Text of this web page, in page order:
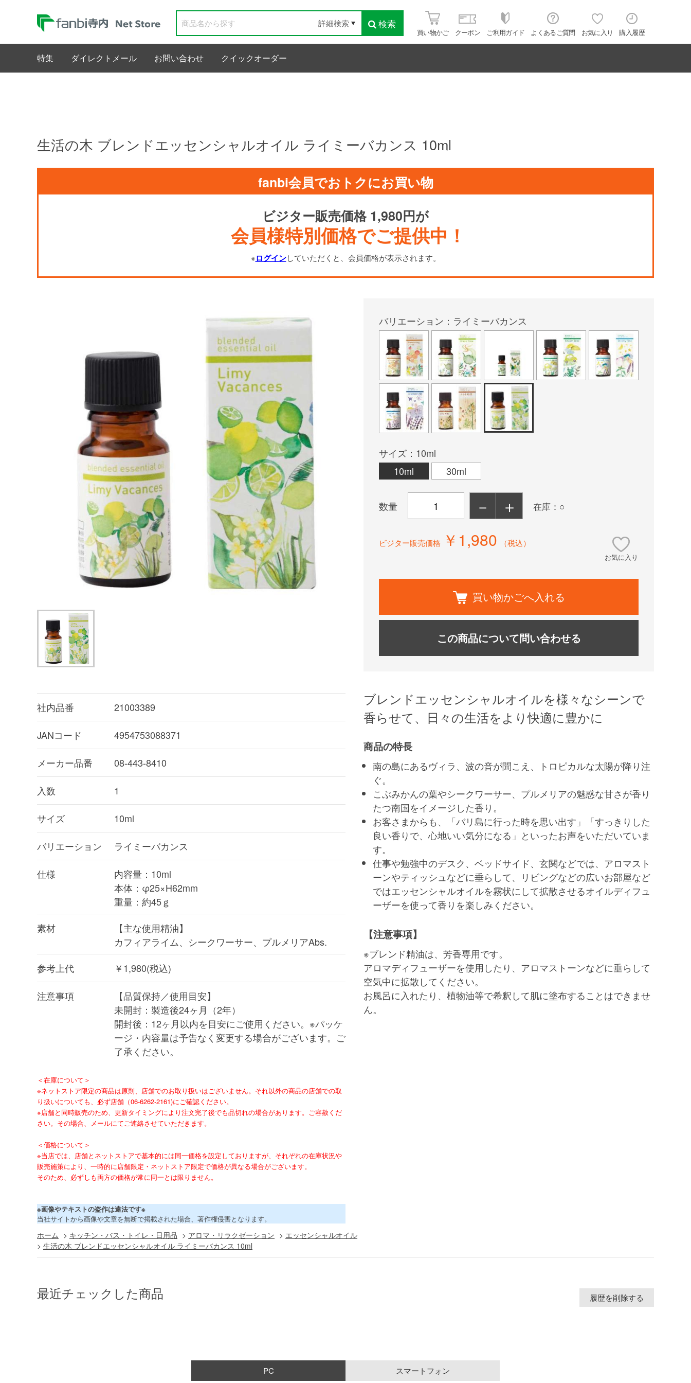
検索
詳細検索
買い物かご クーポン ご利用ガイド よくあるご質問 お気に入り 購入履歴
特集 ダイレクトメール お問い合わせ クイックオーダー
生活の木 ブレンドエッセンシャルオイル ライミーバカンス 10ml
fanbi会員でおトクにお買い物
ビジター販売価格 1,980円が
会員様特別価格でご提供中！
※ログインしていただくと、会員価格が表示されます。
社内品番 21003389
JANコード 4954753088371
メーカー品番 08-443-8410
入数 1
サイズ 10ml
バリエーション ライミーバカンス
仕様
内容量：10ml
本体：φ25×H62mm
重量：約45ｇ
素材
【主な使用精油】
カフィアライム、シークワーサー、プルメリアAbs.
参考上代
￥1,980(税込)
注意事項
【品質保持／使用目安】
未開封：製造後24ヶ月（2年）
開封後：12ヶ月以内を目安にご使用ください。※パッケ
ージ・内容量は予告なく変更する場合がございます。ご
了承ください。
＜在庫について＞
※ネットストア限定の商品は原則、店舗でのお取り扱いはございません。それ以外の商品の店舗での取
り扱いについても、必ず店舗（06-6262-2161)にご確認ください。
※店舗と同時販売のため、更新タイミングにより注文完了後でも品切れの場合があります。ご容赦くだ
さい。その場合、メールにてご連絡させていただきます。
＜価格について＞
※当店では、店舗とネットストアで基本的には同一価格を設定しておりますが、それぞれの在庫状況や
販売施策により、一時的に店舗限定・ネットストア限定で価格が異なる場合がございます。
そのため、必ずしも両方の価格が常に同一とは限りません。
※画像やテキストの盗作は違法です※
当社サイトから画像や文章を無断で掲載された場合、著作権侵害となります。
バリエーション：ライミーバカンス
サイズ：10ml
10ml
30ml
数量 － ＋ 在庫：○
ビジター販売価格 ￥1,980 （税込）
お気に入り
買い物かごへ入れる
この商品について問い合わせる
ブレンドエッセンシャルオイルを様々なシーンで
香らせて、日々の生活をより快適に豊かに
商品の特長
南の島にあるヴィラ、波の音が聞こえ、トロピカルな太陽が降り注
ぐ。
こぶみかんの葉やシークワーサー、プルメリアの魅惑な甘さが香り
たつ南国をイメージした香り。
お客さまからも、「バリ島に行った時を思い出す」「すっきりした
良い香りで、心地いい気分になる」といったお声をいただいていま
す。
仕事や勉強中のデスク、ベッドサイド、玄関などでは、アロマスト
ーンやティッシュなどに垂らして、リビングなどの広いお部屋など
ではエッセンシャルオイルを霧状にして拡散させるオイルディフュ
ーザーを使って香りを楽しみください。
【注意事項】
※ブレンド精油は、芳香専用です。
アロマディフューザーを使用したり、アロマストーンなどに垂らして
空気中に拡散してください。
お風呂に入れたり、植物油等で希釈して肌に塗布することはできませ
ん。
ホーム > キッチン・バス・トイレ・日用品 > アロマ・リラクゼーション > エッセンシャルオイル
> 生活の木 ブレンドエッセンシャルオイル ライミーバカンス 10ml
最近チェックした商品 履歴を削除する
PC スマートフォン